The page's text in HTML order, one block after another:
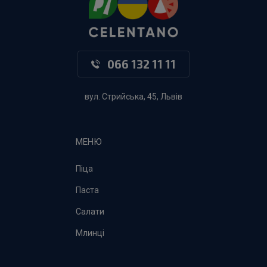
066 132 11 11
вул. Стрийська, 45, Львів
МЕНЮ
Піца
Паста
Салати
Млинці